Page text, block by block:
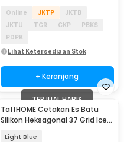
Online JKTP
JKTB
JKTU
TGR CKP
PBKS
PDPK
Lihat Ketersediaan Stok
+ Keranjang
TERJUAL HABIS
TaffHOME Cetakan Es Batu
Silikon Heksagonal 37 Grid Ice
Light Blue